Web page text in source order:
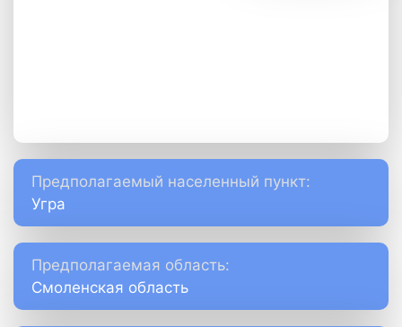
Предполагаемый населенный пункт:
Угра
Предполагаемая область:
Смоленская область